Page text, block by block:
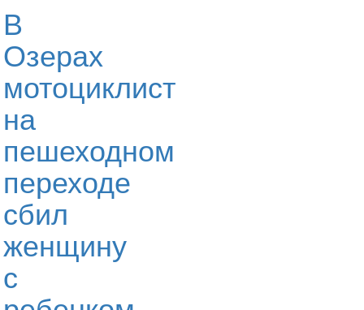
В
Озерах
мотоциклист
на
пешеходном
переходе
сбил
женщину
с